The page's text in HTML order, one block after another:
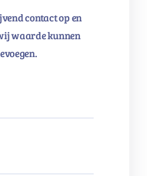
contact op en
waarde kunnen